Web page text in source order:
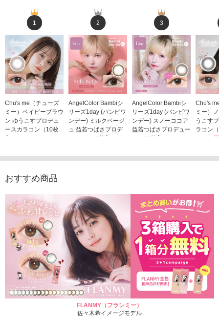
1
Chu's me（チューズ
ミー）ベイビーブラウ
ン ゆうこすプロデュ
ースカラコン（10枚
入り）
2
AngelColor Bambiシ
リーズ1day (バンビワ
ンデー) ミルクベージ
ュ 益若つばさプロデ
ュース（10枚入り）
3
AngelColor Bambiシ
リーズ1day (バンビワ
ンデー) スノーココア
益若つばさプロデュー
ス（10枚入り）
Chu's
ミー）
うこす
ラコン
1,705
おすすめ商品
FLANMY（フランミー）
佐々木希イメージモデル